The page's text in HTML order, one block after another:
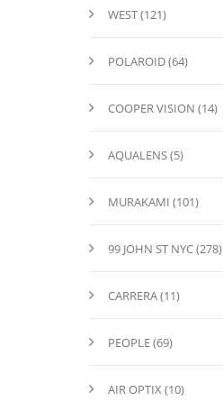
WEST (121)
POLAROID (64)
COOPER VISION (14)
AQUALENS (5)
MURAKAMI (101)
99 JOHN ST NYC (278)
CARRERA (11)
PEOPLE (69)
AIR OPTIX (10)